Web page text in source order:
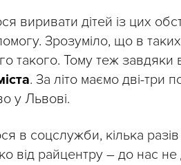
виривати дітей із цих
Зрозуміло, що в
такого. Тому теж
. За літо маємо дві-три
у Львові.
в соцслужби, кілька
від райцентру – до нас не